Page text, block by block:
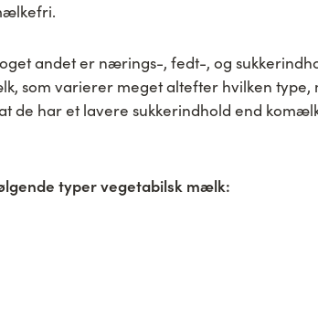
andet er nærings-, fedt-, og
som varierer meget altefter hvilken
de har et lavere sukkerindhold end
typer vegetabilsk mælk: